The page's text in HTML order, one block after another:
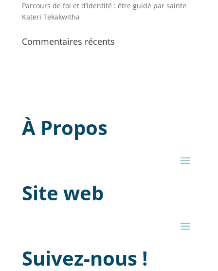
Parcours de foi et d’identité : être guidé par sainte
Kateri Tekakwitha
Commentaires récents
À Propos
Site web
Suivez-nous !